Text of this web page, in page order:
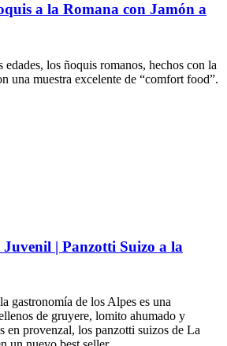
a la Romana con Jamón a
edades, los ñoquis romanos, hechos con la
una muestra excelente de “comfort food”.
| Panzotti Suizo a la
gastronomía de los Alpes es una
de gruyere, lomito ahumado y
en provenzal, los panzotti suizos de La